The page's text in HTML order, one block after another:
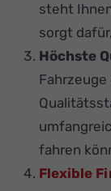
steht
sorgt
Höchste
fahren
Flexible